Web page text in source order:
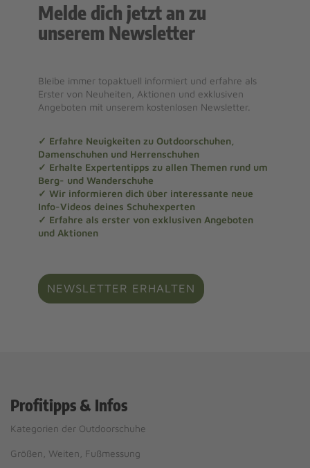
Melde dich jetzt an zu
unserem Newsletter
Bleibe immer topaktuell informiert und erfahre als
Erster von Neuheiten, Aktionen und exklusiven
Angeboten mit unserem kostenlosen Newsletter.
✓ Erfahre Neuigkeiten zu Outdoorschuhen,
Damenschuhen und Herrenschuhen
✓ Erhalte Expertentipps zu allen Themen rund um
Berg- und Wanderschuhe
✓ Wir informieren dich über interessante neue
Info-Videos deines Schuhexperten
✓ Erfahre als erster von exklusiven Angeboten
und Aktionen
NEWSLETTER ERHALTEN
Profitipps & Infos
Kategorien der Outdoorschuhe
Größen, Weiten, Fußmessung